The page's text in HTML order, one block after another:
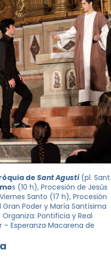
de Sant Agustí (pl. Sant
s (10 h), Procesión de Jesús
Santo (17 h), Procesión
Poder y María Santísima
Pontificia y Real
Esperanza Macarena de